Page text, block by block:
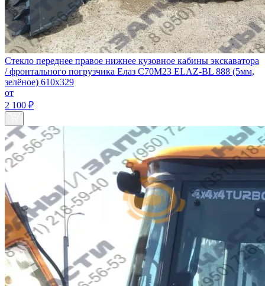
Стекло переднее правое нижнее кузовное кабины экскаватора
/ фронтального погрузчика Елаз С70М23 ELAZ-BL 888 (5мм,
зелёное) 610х329
от
2 100 ₽